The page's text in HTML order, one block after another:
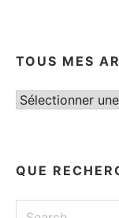
TOUS MES
Tous
QUE
Search